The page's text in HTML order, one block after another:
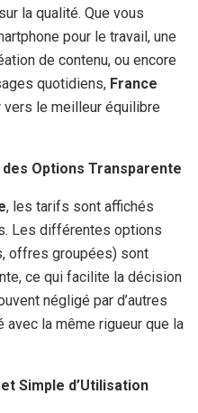
la qualité. Que vous
pour le travail, une
de contenu, ou encore
quotidiens, France
vers le meilleur équilibre
Options Transparente
, les tarifs sont affichés
Les différentes options
offres groupées) sont
ce qui facilite la décision
négligé par d’autres
la même rigueur que la
Simple d’Utilisation